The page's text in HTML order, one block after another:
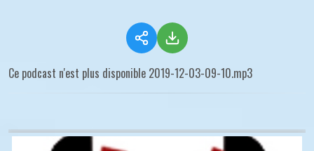
Ce podcast n'est plus disponible 2019-12-03-09-10.mp3